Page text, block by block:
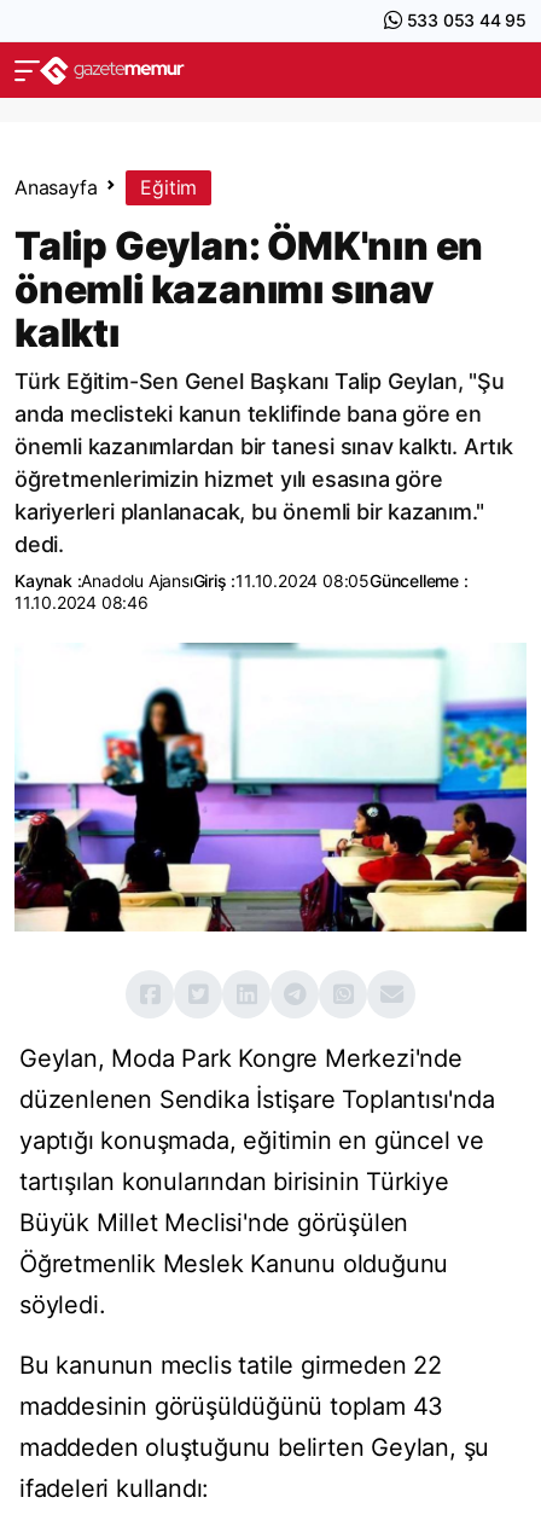
533 053 44 95
Anasayfa Eğitim
Talip Geylan: ÖMK'nın en
önemli kazanımı sınav
kalktı
Türk Eğitim-Sen Genel Başkanı Talip Geylan, "Şu
anda meclisteki kanun teklifinde bana göre en
önemli kazanımlardan bir tanesi sınav kalktı. Artık
öğretmenlerimizin hizmet yılı esasına göre
kariyerleri planlanacak, bu önemli bir kazanım."
dedi.
Kaynak :Anadolu AjansıGiriş :11.10.2024 08:05Güncelleme :
11.10.2024 08:46
Geylan, Moda Park Kongre Merkezi'nde
düzenlenen Sendika İstişare Toplantısı'nda
yaptığı konuşmada, eğitimin en güncel ve
tartışılan konularından birisinin Türkiye
Büyük Millet Meclisi'nde görüşülen
Öğretmenlik Meslek Kanunu olduğunu
söyledi.
Bu kanunun meclis tatile girmeden 22
maddesinin görüşüldüğünü toplam 43
maddeden oluştuğunu belirten Geylan, şu
ifadeleri kullandı: